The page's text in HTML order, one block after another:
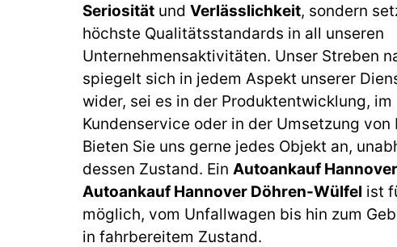
Seriosität und Verlässlichkeit, sondern
höchste Qualitätsstandards in all unseren
Unternehmensaktivitäten. Unser Streben
spiegelt sich in jedem Aspekt unserer
wider, sei es in der Produktentwicklung, im
Kundenservice oder in der Umsetzung von
Bieten Sie uns gerne jedes Objekt an,
dessen Zustand. Ein Autoankauf
Autoankauf Hannover Döhren-Wülfel ist
möglich, vom Unfallwagen bis hin zum
in fahrbereitem Zustand.